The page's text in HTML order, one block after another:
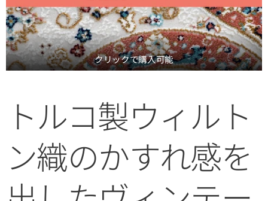
クリックで購入可能
トルコ製ウィルト
ン織のかすれ感を